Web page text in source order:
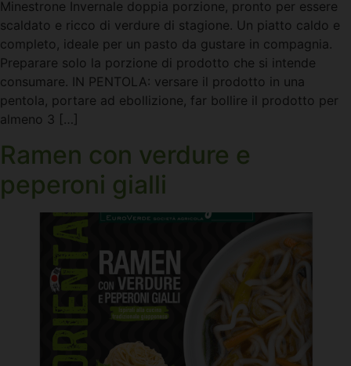
Minestrone Invernale doppia porzione, pronto per essere
scaldato e ricco di verdure di stagione. Un piatto caldo e
completo, ideale per un pasto da gustare in compagnia.
Preparare solo la porzione di prodotto che si intende
consumare. IN PENTOLA: versare il prodotto in una
pentola, portare ad ebollizione, far bollire il prodotto per
almeno 3 […]
Ramen con verdure e
peperoni gialli